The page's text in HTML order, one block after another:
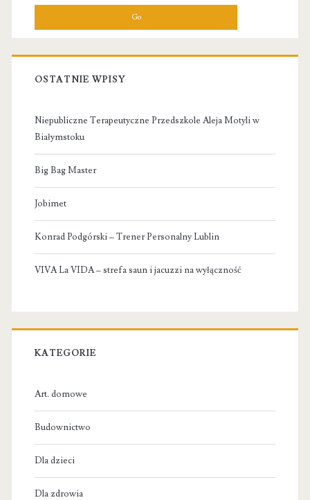
OSTATNIE WPISY
Niepubliczne Terapeutyczne Przedszkole Aleja Motyli w
Białymstoku
Big Bag Master
Jobimet
Konrad Podgórski – Trener Personalny Lublin
VIVA La VIDA – strefa saun i jacuzzi na wyłączność
KATEGORIE
Art. domowe
Budownictwo
Dla dzieci
Dla zdrowia